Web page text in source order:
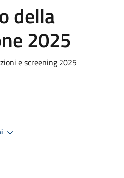
della
2025
e screening 2025